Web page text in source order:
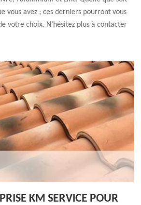
vous avez ; ces derniers pourront vous
votre choix. N’hésitez plus à contacter
KM SERVICE POUR